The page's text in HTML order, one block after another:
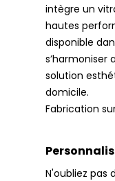
intègre un
hautes
disponible
s’harmoniser
solution
domicile.
Fabrication
N'oubliez pas